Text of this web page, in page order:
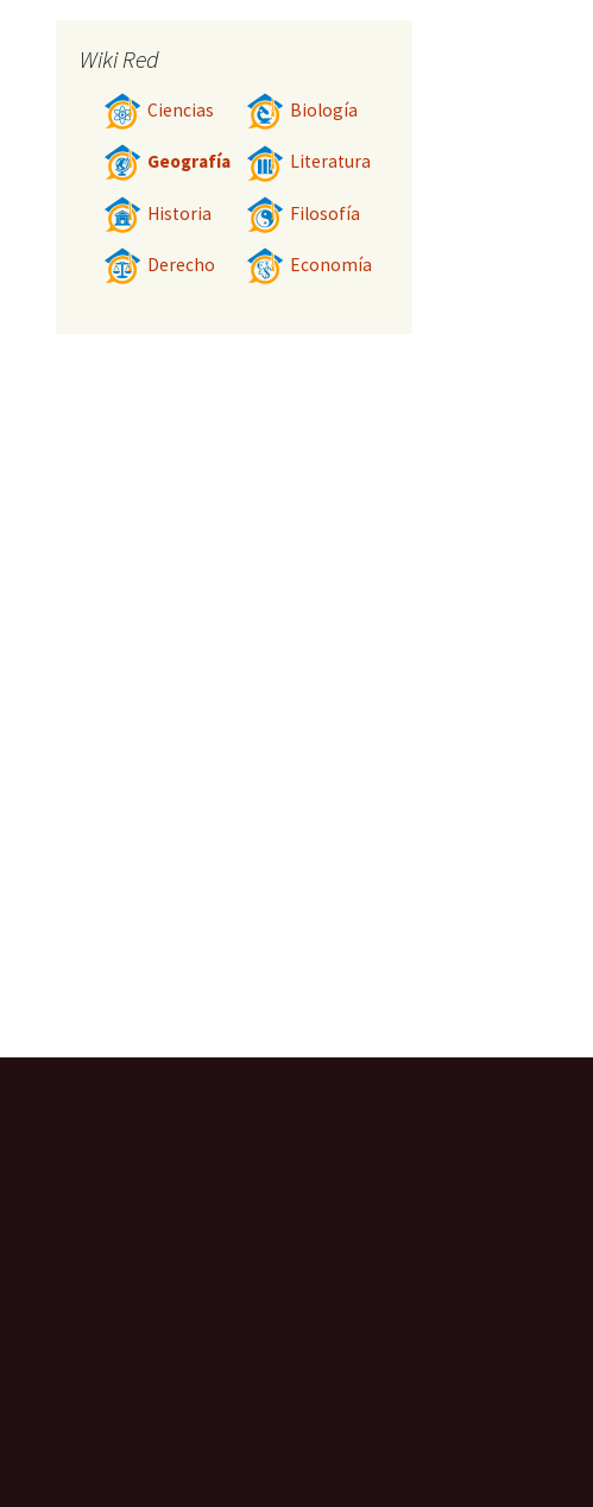
Wiki Red
Ciencias Biología
Geografía Literatura
Historia Filosofía
Derecho Economía